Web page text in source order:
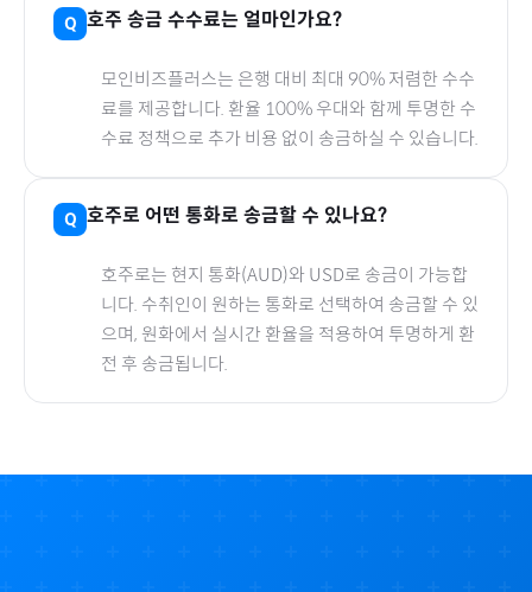
호주 송금 수수료는 얼마인가요?
모인비즈플러스는 은행 대비 최대 90% 저렴한 수수
료를 제공합니다. 환율 100% 우대와 함께 투명한 수
수료 정책으로 추가 비용 없이 송금하실 수 있습니다.
호주로 어떤 통화로 송금할 수 있나요?
호주로는 현지 통화(AUD)와 USD로 송금이 가능합
니다. 수취인이 원하는 통화로 선택하여 송금할 수 있
으며, 원화에서 실시간 환율을 적용하여 투명하게 환
전 후 송금됩니다.